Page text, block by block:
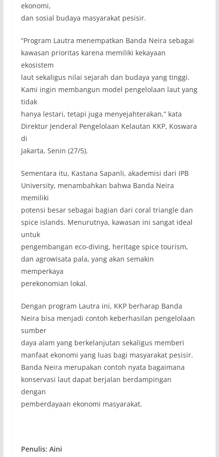
ekonomi,
dan sosial budaya masyarakat pesisir.
“Program Lautra menempatkan Banda Neira sebagai
kawasan prioritas karena memiliki kekayaan
ekosistem
laut sekaligus nilai sejarah dan budaya yang tinggi.
Kami ingin membangun model pengelolaan laut yang
tidak
hanya lestari, tetapi juga menyejahterakan,” kata
Direktur Jenderal Pengelolaan Kelautan KKP, Koswara
di
Jakarta, Senin (27/5).
Sementara itu, Kastana Sapanli, akademisi dari IPB
University, menambahkan bahwa Banda Neira
memiliki
potensi besar sebagai bagian dari coral triangle dan
spice islands. Menurutnya, kawasan ini sangat ideal
untuk
pengembangan eco-diving, heritage spice tourism,
dan agrowisata pala, yang akan semakin
memperkaya
perekonomian lokal.
Dengan program Lautra ini, KKP berharap Banda
Neira bisa menjadi contoh keberhasilan pengelolaan
sumber
daya alam yang berkelanjutan sekaligus memberi
manfaat ekonomi yang luas bagi masyarakat pesisir.
Banda Neira merupakan contoh nyata bagaimana
konservasi laut dapat berjalan berdampingan
dengan
pemberdayaan ekonomi masyarakat.
Penulis: Aini